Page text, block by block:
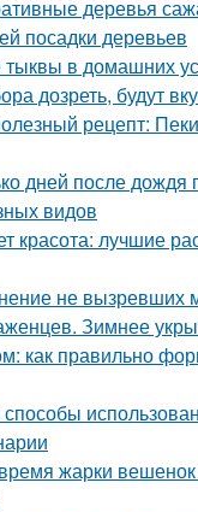
деревья
посадки деревьев
в домашних
дозреть, будут
рецепт:
дней после дождя
видов
красота: лучшие
не вызревших
Зимнее
как правильно
жарки вешенок